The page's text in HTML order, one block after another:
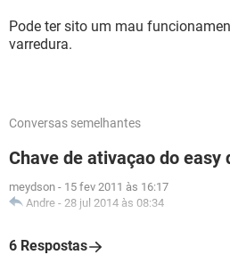
Pode ter sito um mau
varredura.
Conversas semelhantes
Chave de ativaçao do easy
meydson - 15 fev 2011 às 16:17
Andre - 28 jul 2014 às 08:34
6 Respostas